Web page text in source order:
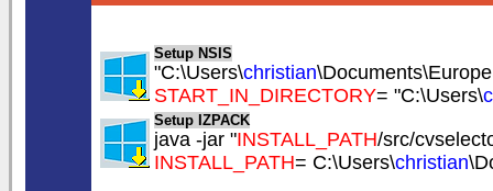
Setup NSIS
"C:\Users\christian
START_IN_DIRECTORY= "C:\Users\
Setup IZPACK
java -jar "INSTALL_PATH/src/
INSTALL_PATH= C:\Users\christian